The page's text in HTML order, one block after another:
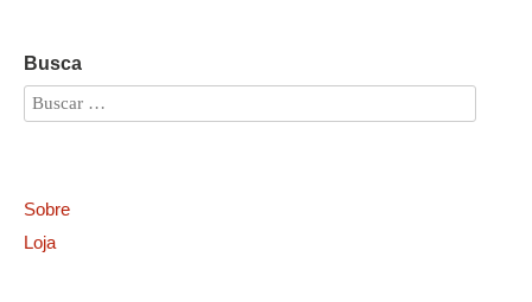
Busca
Sobre
Loja